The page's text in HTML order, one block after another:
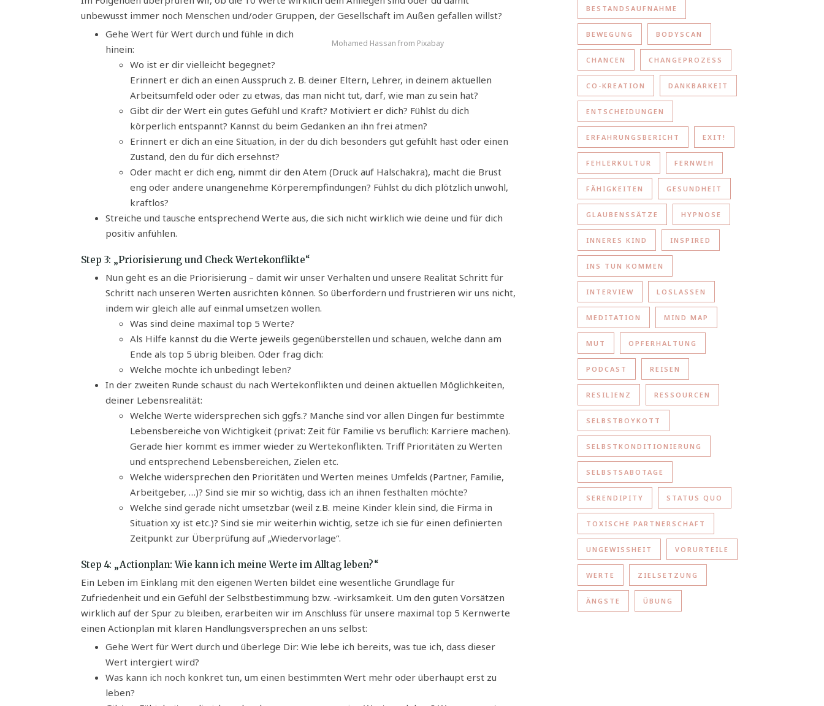
unbewusst immer noch Menschen und/oder Gruppen, der Gesellschaft im Außen gefallen willst?
Mohamed Hassan from Pixabay
Gehe Wert für Wert durch und fühle in dich
hinein:
Wo ist er dir vielleicht begegnet?
Erinnert er dich an einen Ausspruch z. B. deiner Eltern, Lehrer, in deinem aktuellen
Arbeitsumfeld oder oder zu etwas, das man nicht tut, darf, wie man zu sein hat?
Gibt dir der Wert ein gutes Gefühl und Kraft? Motiviert er dich? Fühlst du dich
körperlich entspannt? Kannst du beim Gedanken an ihn frei atmen?
Erinnert er dich an eine Situation, in der du dich besonders gut gefühlt hast oder einen
Zustand, den du für dich ersehnst?
Oder macht er dich eng, nimmt dir den Atem (Druck auf Halschakra), macht die Brust
eng oder andere unangenehme Körperempfindungen? Fühlst du dich plötzlich unwohl,
kraftlos?
Streiche und tausche entsprechend Werte aus, die sich nicht wirklich wie deine und für dich
positiv anfühlen.
Step 3: „Priorisierung und Check Wertekonflikte“
Nun geht es an die Priorisierung – damit wir unser Verhalten und unsere Realität Schritt für
Schritt nach unseren Werten ausrichten können. So überfordern und frustrieren wir uns nicht,
indem wir gleich alle auf einmal umsetzen wollen.
Was sind deine maximal top 5 Werte?
Als Hilfe kannst du die Werte jeweils gegenüberstellen und schauen, welche dann am
Ende als top 5 übrig bleiben. Oder frag dich:
Welche möchte ich unbedingt leben?
In der zweiten Runde schaust du nach Wertekonflikten und deinen aktuellen Möglichkeiten,
deiner Lebensrealität:
Welche Werte widersprechen sich ggfs.? Manche sind vor allen Dingen für bestimmte
Lebensbereiche von Wichtigkeit (privat: Zeit für Familie vs beruflich: Karriere machen).
Gerade hier kommt es immer wieder zu Wertekonflikten. Triff Prioritäten zu Werten
und entsprechend Lebensbereichen, Zielen etc.
Welche widersprechen den Prioritäten und Werten meines Umfelds (Partner, Familie,
Arbeitgeber, …)? Sind sie mir so wichtig, dass ich an ihnen festhalten möchte?
Welche sind gerade nicht umsetzbar (weil z.B. meine Kinder klein sind, die Firma in
Situation xy ist etc.)? Sind sie mir weiterhin wichtig, setze ich sie für einen definierten
Zeitpunkt zur Überprüfung auf „Wiedervorlage“.
Step 4: „Actionplan: Wie kann ich meine Werte im Alltag leben?“
Ein Leben im Einklang mit den eigenen Werten bildet eine wesentliche Grundlage für
Zufriedenheit und ein Gefühl der Selbstbestimmung bzw. -wirksamkeit. Um den guten Vorsätzen
wirklich auf der Spur zu bleiben, erarbeiten wir im Anschluss für unsere maximal top 5 Kernwerte
einen Actionplan mit klaren Handlungsversprechen an uns selbst:
Gehe Wert für Wert durch und überlege Dir: Wie lebe ich bereits, was tue ich, dass dieser
Wert intergiert wird?
Was kann ich noch konkret tun, um einen bestimmten Wert mehr oder überhaupt erst zu
leben?
BESTANDSAUFNAHME
BEWEGUNG BODYSCAN
CHANCEN CHANGEPROZESS
CO-KREATION DANKBARKEIT
ENTSCHEIDUNGEN
ERFAHRUNGSBERICHT EXIT!
FEHLERKULTUR FERNWEH
FÄHIGKEITEN GESUNDHEIT
GLAUBENSSÄTZE HYPNOSE
INNERES KIND INSPIRED
INS TUN KOMMEN
INTERVIEW LOSLASSEN
MEDITATION MIND MAP
MUT OPFERHALTUNG
PODCAST REISEN
RESILIENZ RESSOURCEN
SELBSTBOYKOTT
SELBSTKONDITIONIERUNG
SELBSTSABOTAGE
SERENDIPITY STATUS QUO
TOXISCHE PARTNERSCHAFT
UNGEWISSHEIT VORURTEILE
WERTE ZIELSETZUNG
ÄNGSTE ÜBUNG